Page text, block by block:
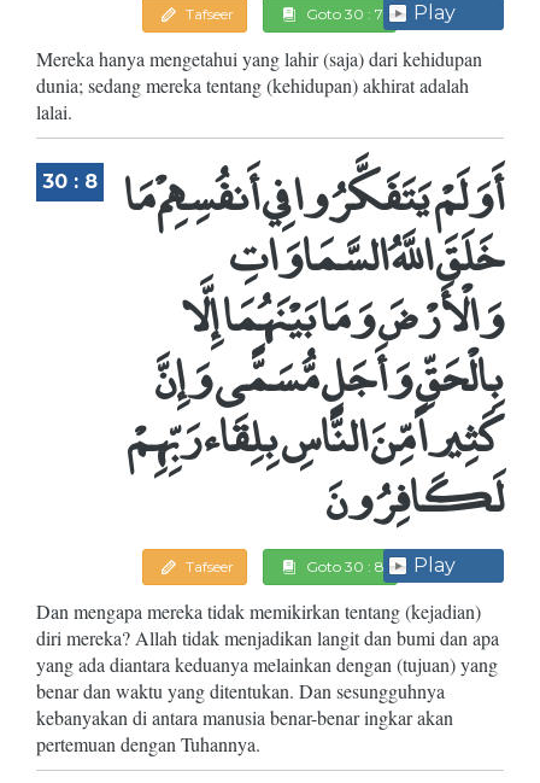
Tafseer Goto 30 : 7 Play
Mereka hanya mengetahui yang lahir (saja) dari kehidupan
dunia; sedang mereka tentang (kehidupan) akhirat adalah
lalai.
30 : 8 أَوَلَمْ يَتَفَكَّرُوا فِي أَنفُسِهِمْ مَا
خَلَقَ اللَّهُ السَّمَاوَاتِ
وَالْأَرْضَ وَمَا بَيْنَهُمَا إِلَّا
بِالْحَقِّ وَأَجَلٍ مُّسَمًّى وَإِنَّ
كَثِيراً مِّنَ النَّاسِ بِلِقَاء رَبِّهِمْ
لَكَافِرُونَ
Tafseer Goto 30 : 8 Play
Dan mengapa mereka tidak memikirkan tentang (kejadian)
diri mereka? Allah tidak menjadikan langit dan bumi dan apa
yang ada diantara keduanya melainkan dengan (tujuan) yang
benar dan waktu yang ditentukan. Dan sesungguhnya
kebanyakan di antara manusia benar-benar ingkar akan
pertemuan dengan Tuhannya.